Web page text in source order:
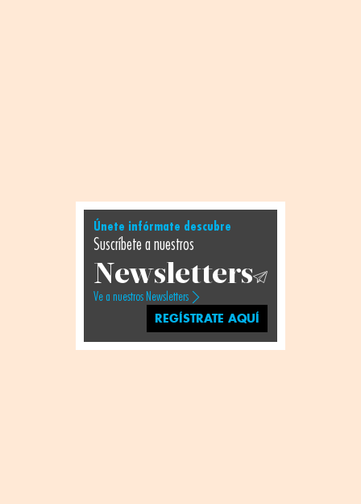
Únete infórmate descubre
Suscríbete a nuestros
Newsletters
Ve a nuestros Newsletters
REGÍSTRATE AQUÍ